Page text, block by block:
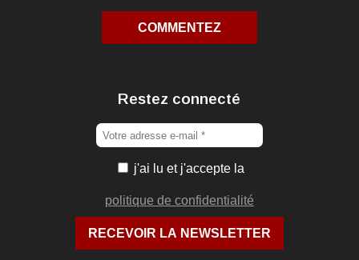
COMMENTEZ
Restez connecté
j'ai lu et j'accepte la
politique de confidentialité